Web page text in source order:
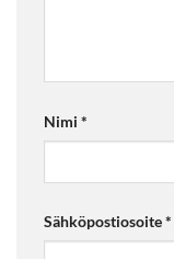
Nimi *
Sähköpostiosoite*